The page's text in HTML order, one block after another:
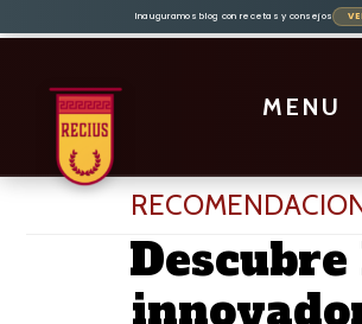
Inauguramos blog con recetas y consejos
contenido
principal
MENU
Descubre